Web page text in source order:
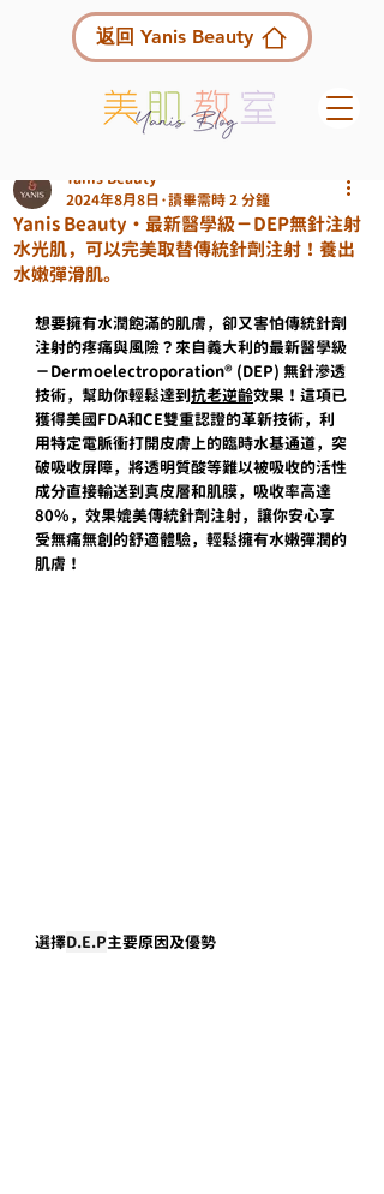
返回 Yanis Beauty
Yanis Beauty・最新醫學級－DEP無針注射
水光肌，可以完美取替傳統針劑注射！養出
水嫩彈滑肌。
Yanis Beauty
2024年8月8日 讀畢需時 2 分鐘
想要擁有水潤飽滿的肌膚，卻又害怕傳統針劑
注射的疼痛與風險？來自義大利的最新醫學級
－Dermoelectroporation®️ (DEP) 無針滲透
技術，幫助你輕鬆達到抗老逆齡效果！這項已
獲得美國FDA和CE雙重認證的革新技術，利
用特定電脈衝打開皮膚上的臨時水基通道，突
破吸收屏障，將透明質酸等難以被吸收的活性
成分直接輸送到真皮層和肌膜，吸收率高達
80%，效果媲美傳統針劑注射，讓你安心享
受無痛無創的舒適體驗，輕鬆擁有水嫩彈潤的
肌膚！
選擇D.E.P主要原因及優勢